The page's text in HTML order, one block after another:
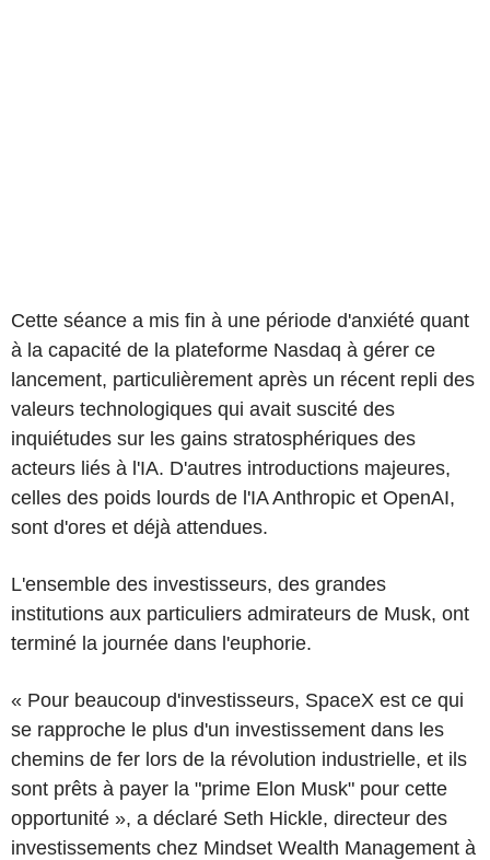
Cette séance a mis fin à une période d'anxiété quant
à la capacité de la plateforme Nasdaq à gérer ce
lancement, particulièrement après un récent repli des
valeurs technologiques qui avait suscité des
inquiétudes sur les gains stratosphériques des
acteurs liés à l'IA. D'autres introductions majeures,
celles des poids lourds de l'IA Anthropic et OpenAI,
sont d'ores et déjà attendues.
L'ensemble des investisseurs, des grandes
institutions aux particuliers admirateurs de Musk, ont
terminé la journée dans l'euphorie.
« Pour beaucoup d'investisseurs, SpaceX est ce qui
se rapproche le plus d'un investissement dans les
chemins de fer lors de la révolution industrielle, et ils
sont prêts à payer la "prime Elon Musk" pour cette
opportunité », a déclaré Seth Hickle, directeur des
investissements chez Mindset Wealth Management à